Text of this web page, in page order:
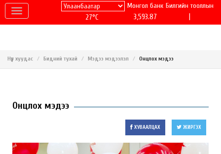
27°C
Монгол банк
3,593.87
Билгийн тооллын
Нүүр хуудас Бидний тухай Мэдээ мэдээлэл Онцлох мэдээ
Онцлох мэдээ
ХУВААЛЦАХ ЖИРГЭХ